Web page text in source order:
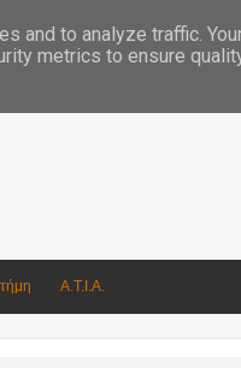
Α.Τ.Ι.Α.
and to analyze traffic.
metrics to ensure